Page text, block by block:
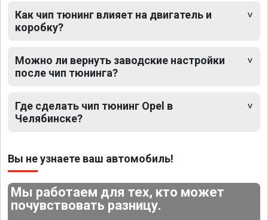
Как чип тюнинг влияет на двигатель и
коробку?
Можно ли вернуть заводские настройки
после чип тюнинга?
Где сделать чип тюнинг Opel в
Челябинске?
Вы не узнаете ваш автомобиль!
Мы работаем для тех, кто может
почувствовать разницу.